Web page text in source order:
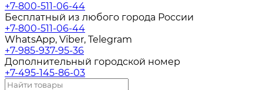
+7-800-511-06-44
Бесплатный из любого города России
+7-800-511-06-44
WhatsApp, Viber, Telegram
+7-985-937-95-36
Дополнительный городской номер
+7-495-145-86-03